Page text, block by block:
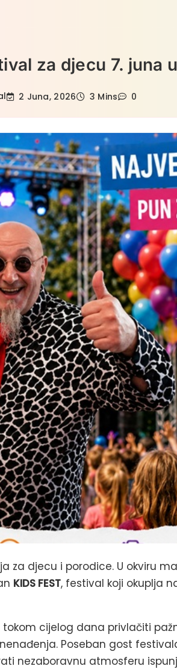
za djecu 7. juna
2 Juna, 2026 3 Mins 0
za djecu i porodice. U okviru
KIDS FEST, festival koji okuplja
cijelog dana privlačiti
Poseban gost
nezaboravnu atmosferu